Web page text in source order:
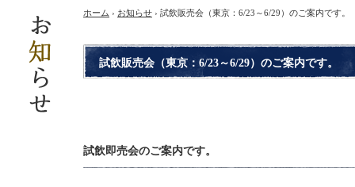
ホーム › お知らせ › 試飲販売会（東京：6/23～6/29）のご案内です。
試飲販売会（東京：6/23～6/29）のご案内です。
試飲即売会のご案内です。